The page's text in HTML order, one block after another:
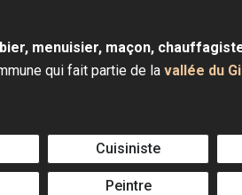
menuisier, maçon,
qui fait partie de la vallée du
Cuisiniste
Peintre